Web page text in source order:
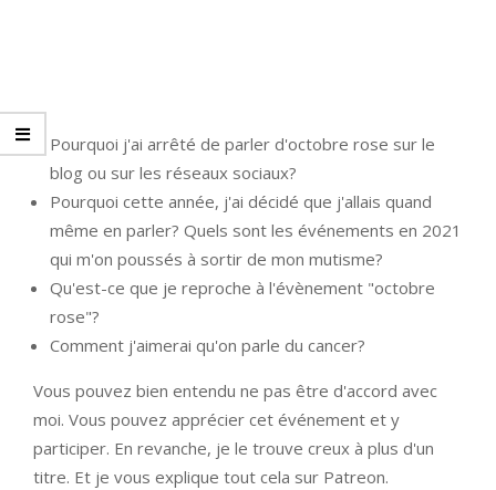
Pourquoi j'ai arrêté de parler d'octobre rose sur le
blog ou sur les réseaux sociaux?
Pourquoi cette année, j'ai décidé que j'allais quand
même en parler? Quels sont les événements en 2021
qui m'on poussés à sortir de mon mutisme?
Qu'est-ce que je reproche à l'évènement "octobre
rose"?
Comment j'aimerai qu'on parle du cancer?
Vous pouvez bien entendu ne pas être d'accord avec
moi. Vous pouvez apprécier cet événement et y
participer. En revanche, je le trouve creux à plus d'un
titre. Et je vous explique tout cela sur Patreon.